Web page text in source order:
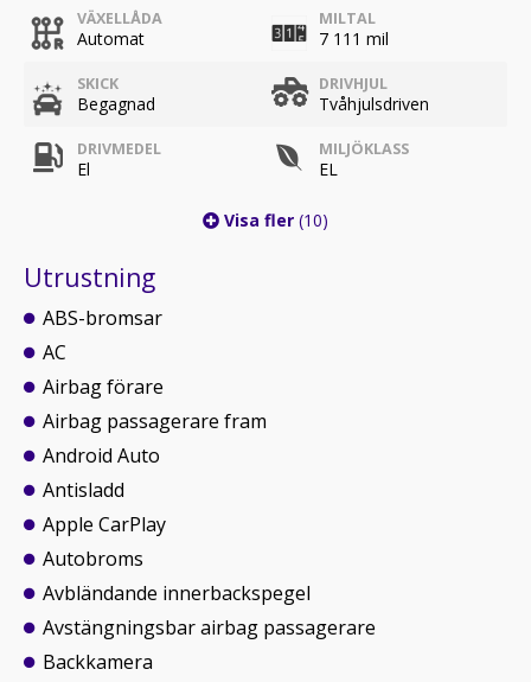
VÄXELLÅDA
Automat
MILTAL
7 111 mil
SKICK
Begagnad
DRIVHJUL
Tvåhjulsdriven
DRIVMEDEL
El
MILJÖKLASS
EL
Visa fler (10)
Utrustning
ABS-bromsar
AC
Airbag förare
Airbag passagerare fram
Android Auto
Antisladd
Apple CarPlay
Autobroms
Avbländande innerbackspegel
Avstängningsbar airbag passagerare
Backkamera